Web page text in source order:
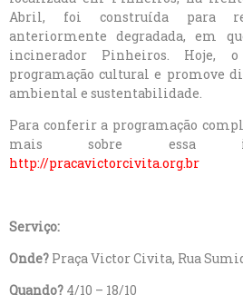
Abril, foi construída para
anteriormente degradada, em
incinerador Pinheiros. Hoje,
programação cultural e promove
ambiental e sustentabilidade.
Para conferir a programação
mais sobre essa
http://pracavictorcivita.org.br
Serviço:
Onde? Praça Victor Civita, Rua
Quando? 4/10 – 18/10